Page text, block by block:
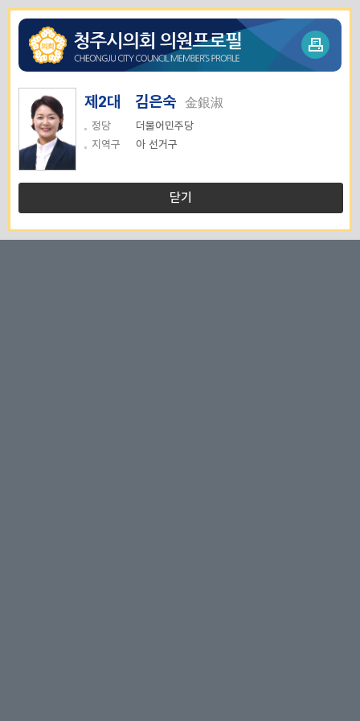
제2대 김은숙 金銀淑
정당
더불어민주당
지역구
아 선거구
닫기